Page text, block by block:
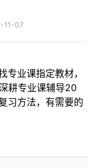
11-07
专业课指定教材，
耕专业课辅导20
习方法，有需要的